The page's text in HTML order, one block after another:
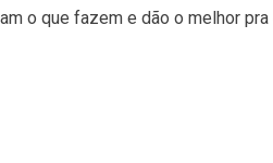
o que fazem e dão o melhor